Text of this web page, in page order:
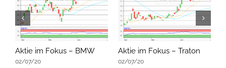
Aktie im Fokus – BMW
02/07/20
Aktie im Fokus – Traton
02/07/20